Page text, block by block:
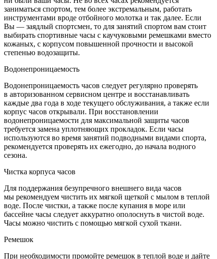
заниматься спортом, тем более экстремальным, работать
инструментами вроде отбойного молотка и так далее. Если
Вы — заядлый спортсмен, то для занятий спортом вам стоит
выбирать спортивные часы с каучуковыми ремешками вместо
кожаных, с корпусом повышенной прочности и высокой
степенью водозащиты.
Водонепроницаемость
Водонепроницаемость часов следует регулярно проверять
в авторизованном сервисном центре и восстанавливать
каждые два года в ходе текущего обслуживания, а также если
корпус часов открывали. При восстановлении
водонепроницаемости для максимальной защиты часов
требуется замена уплотняющих прокладок. Если часы
используются во время занятий подводными видами спорта,
рекомендуется проверять их ежегодно, до начала водного
сезона.
Чистка корпуса часов
Для поддержания безупречного внешнего вида часов
мы рекомендуем чистить их мягкой щеткой с мылом в теплой
воде. После чистки, а также после купания в море или
бассейне часы следует аккуратно ополоснуть в чистой воде.
Часы можно чистить с помощью мягкой сухой ткани.
Ремешок
При необходимости промойте ремешок в теплой воде и дайте